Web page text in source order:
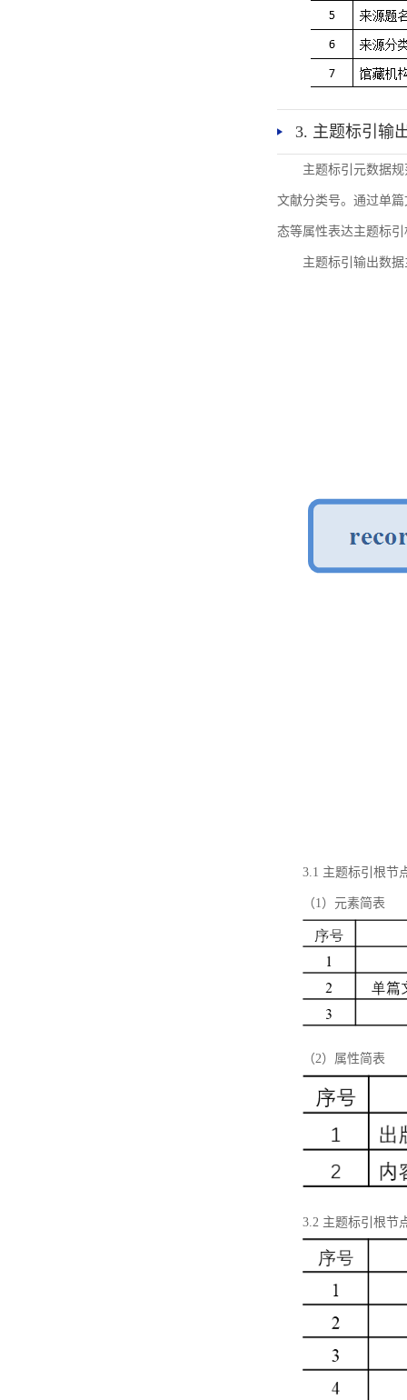
3. 主题标引输
主题标引元数据
文献分类号。通过单
态等属性表达主题标
主题标引输出数
3.1 主题标引根节
（1）元素简表
（2）属性简表
3.2 主题标引根节